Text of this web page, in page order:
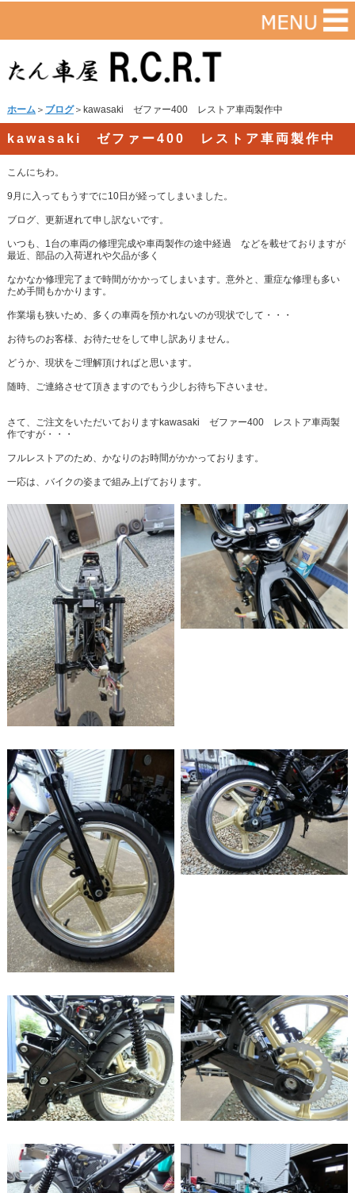
ホーム ＞ ブログ＞kawasaki ゼファー400 レストア車両製作中
kawasaki ゼファー400 レストア車両製作中
こんにちわ。
9月に入ってもうすでに10日が経ってしまいました。
ブログ、更新遅れて申し訳ないです。
いつも、1台の車両の修理完成や車両製作の途中経過 などを載せておりますが
最近、部品の入荷遅れや欠品が多く
なかなか修理完了まで時間がかかってしまいます。意外と、重症な修理も多い
ため手間もかかります。
作業場も狭いため、多くの車両を預かれないのが現状でして・・・
お待ちのお客様、お待たせをして申し訳ありません。
どうか、現状をご理解頂ければと思います。
随時、ご連絡させて頂きますのでもう少しお待ち下さいませ。
さて、ご注文をいただいておりますkawasaki ゼファー400 レストア車両製
作ですが・・・
フルレストアのため、かなりのお時間がかかっております。
一応は、バイクの姿まで組み上げております。